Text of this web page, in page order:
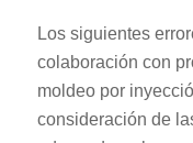
Los siguientes
colaboración con
moldeo por
consideración de